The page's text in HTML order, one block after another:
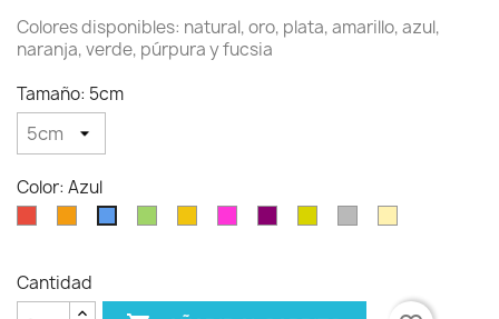
Colores disponibles: natural, oro, plata, amarillo, azul,
naranja, verde, púrpura y fucsia
Tamaño: 5cm
Color: Azul
Cantidad